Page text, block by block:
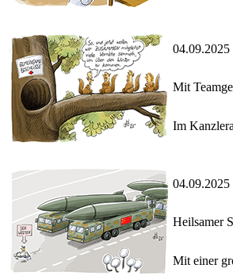
04.09.2025
Mit
Im
04.09.2025
Heilsamer
Mit einer